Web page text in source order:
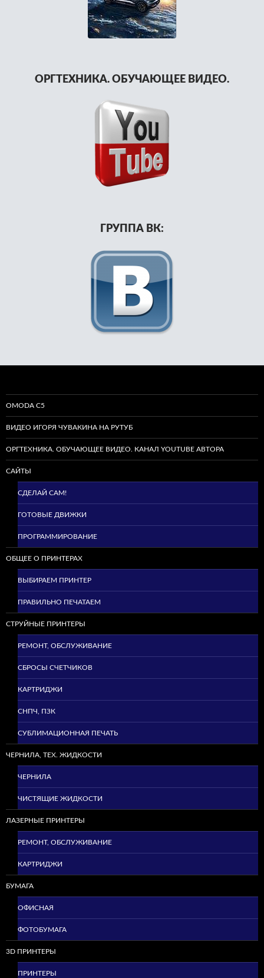
ОРГТЕХНИКА. ОБУЧАЮЩЕЕ ВИДЕО.
ГРУППА ВК:
OMODA C5
ВИДЕО ИГОРЯ ЧУВАКИНА НА РУТУБ
ОРГТЕХНИКА. ОБУЧАЮЩЕЕ ВИДЕО. КАНАЛ YOUTUBE АВТОРА
САЙТЫ
СДЕЛАЙ САМ!
ГОТОВЫЕ ДВИЖКИ
ПРОГРАММИРОВАНИЕ
ОБЩЕЕ О ПРИНТЕРАХ
ВЫБИРАЕМ ПРИНТЕР
ПРАВИЛЬНО ПЕЧАТАЕМ
СТРУЙНЫЕ ПРИНТЕРЫ
РЕМОНТ, ОБСЛУЖИВАНИЕ
СБРОСЫ СЧЕТЧИКОВ
КАРТРИДЖИ
СНПЧ, ПЗК
СУБЛИМАЦИОННАЯ ПЕЧАТЬ
ЧЕРНИЛА, ТЕХ. ЖИДКОСТИ
ЧЕРНИЛА
ЧИСТЯЩИЕ ЖИДКОСТИ
ЛАЗЕРНЫЕ ПРИНТЕРЫ
РЕМОНТ, ОБСЛУЖИВАНИЕ
КАРТРИДЖИ
БУМАГА
ОФИСНАЯ
ФОТОБУМАГА
3D ПРИНТЕРЫ
ПРИНТЕРЫ